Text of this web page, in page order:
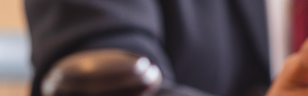
发展历程
经营理念
公司服务
公司公告
业务公告
软件下载
手机版 电脑版
期市政策法规
反洗钱专栏
反洗钱宣传 反洗钱法规 反洗钱案例